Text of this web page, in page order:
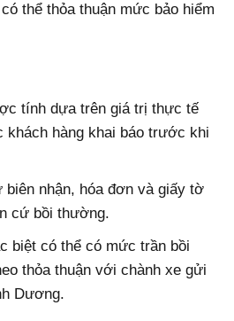
thể thỏa thuận mức bảo hiểm
tính dựa trên giá trị thực tế
khách hàng khai báo trước khi
biên nhận, hóa đơn và giấy tờ
cứ bồi thường.
biệt có thể có mức trần bồi
thỏa thuận với chành xe gửi
Dương.